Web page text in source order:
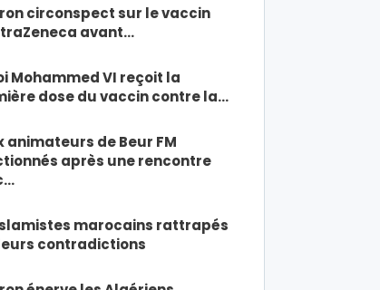
circonspect sur le vaccin
avant…
Mohammed VI reçoit la
dose du vaccin contre la…
animateurs de Beur FM
après une rencontre
marocains rattrapés
contradictions